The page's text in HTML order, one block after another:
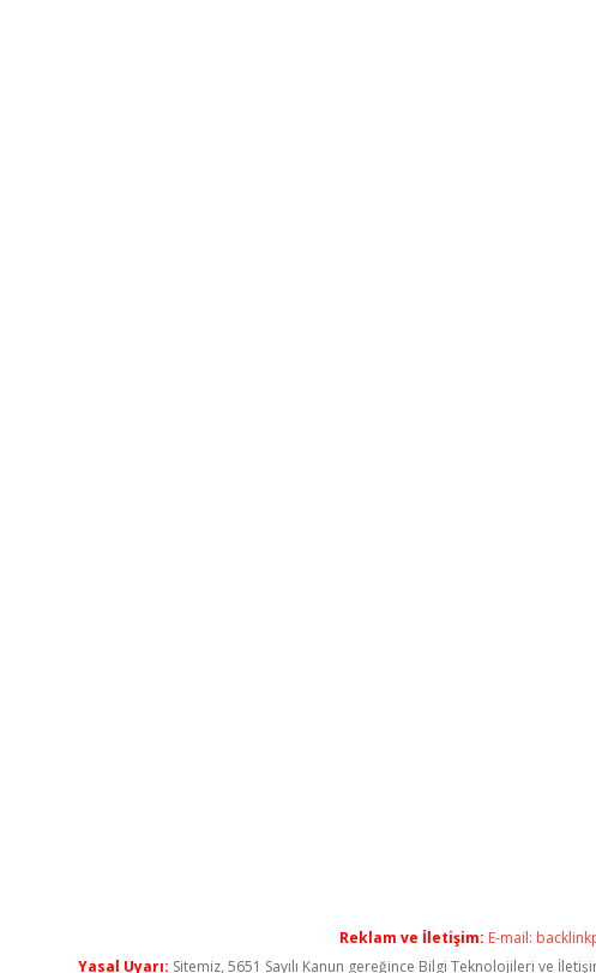
Reklam ve İletişim: E-mail:
Yasal Uyarı: Sitemiz, 5651 Sayılı Kanun gereğince Bilgi Teknolojileri ve